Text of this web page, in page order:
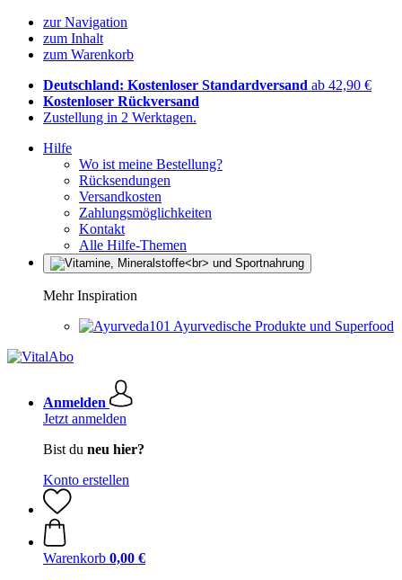
zur Navigation
zum Inhalt
zum Warenkorb
Deutschland: Kostenloser Standardversand ab 42,90 €
Kostenloser Rückversand
Zustellung in 2 Werktagen.
Hilfe
Wo ist meine Bestellung?
Rücksendungen
Versandkosten
Zahlungsmöglichkeiten
Kontakt
Alle Hilfe-Themen
Mehr Inspiration
Ayurvedische Produkte und Superfood
Anmelden
Jetzt anmelden
Bist du neu hier?
Konto erstellen
Warenkorb 0,00 €